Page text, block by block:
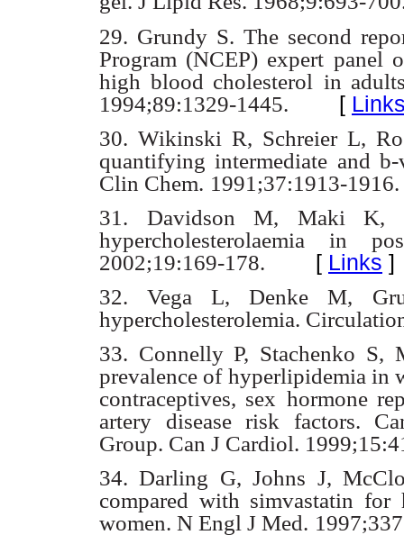
29. Grundy S. The second
Program (NCEP) expert panel
high blood cholesterol in
1994;89:1329-1445. [
30. Wikinski R, Schreier L,
quantifying intermediate and
Clin Chem. 1991;37:1913-1916.
31. Davidson M, Maki K,
hypercholesterolaemia in
2002;19:169-178. [ Links ]
32. Vega L, Denke M,
hypercholesterolemia.
33. Connelly P, Stachenko S,
prevalence of hyperlipidemia in
contraceptives, sex hormone
artery disease risk factors.
Group. Can J Cardiol.
34. Darling G, Johns J,
compared with simvastatin for
women. N Engl J Med.